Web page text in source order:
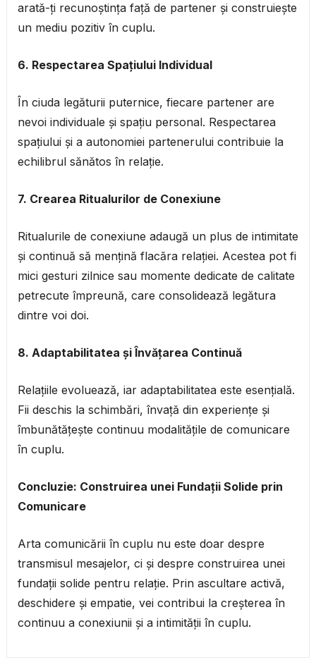
arată-ți recunoștința față de partener și construiește
un mediu pozitiv în cuplu.
6. Respectarea Spațiului Individual
În ciuda legăturii puternice, fiecare partener are
nevoi individuale și spațiu personal. Respectarea
spațiului și a autonomiei partenerului contribuie la
echilibrul sănătos în relație.
7. Crearea Ritualurilor de Conexiune
Ritualurile de conexiune adaugă un plus de intimitate
și continuă să mențină flacăra relației. Acestea pot fi
mici gesturi zilnice sau momente dedicate de calitate
petrecute împreună, care consolidează legătura
dintre voi doi.
8. Adaptabilitatea și Învățarea Continuă
Relațiile evoluează, iar adaptabilitatea este esențială.
Fii deschis la schimbări, învață din experiențe și
îmbunătățește continuu modalitățile de comunicare
în cuplu.
Concluzie: Construirea unei Fundații Solide prin
Comunicare
Arta comunicării în cuplu nu este doar despre
transmisul mesajelor, ci și despre construirea unei
fundații solide pentru relație. Prin ascultare activă,
deschidere și empatie, vei contribui la creșterea în
continuu a conexiunii și a intimității în cuplu.